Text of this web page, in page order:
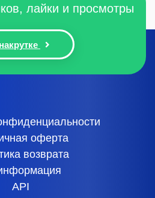
лайки и просмотры
оферта
возврата
API